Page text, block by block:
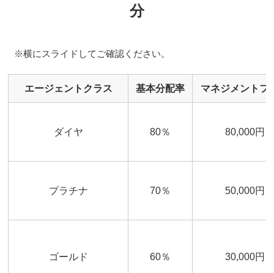
分
※横にスライドしてご確認ください。
エージェントクラス 基本分配率 マネジメントフ
ダイヤ 80％ 80,000円
プラチナ 70％ 50,000円
ゴールド 60％ 30,000円